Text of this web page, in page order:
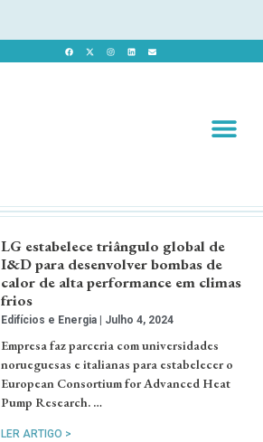
LG estabelece triângulo global de
I&D para desenvolver bombas de
calor de alta performance em climas
frios
Edifícios e Energia Julho 4, 2024
Empresa faz parceria com universidades
norueguesas e italianas para estabelecer o
European Consortium for Advanced Heat
Pump Research. …
LER ARTIGO >